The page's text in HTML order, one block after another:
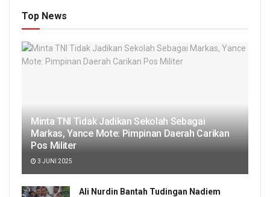
Top News
Minta TNI Tidak Jadikan Sekolah Sebagai
Markas, Yance Mote: Pimpinan Daerah Carikan
Pos Militer
3 JUNI 2025
Ali Nurdin Bantah Tudingan Nadiem